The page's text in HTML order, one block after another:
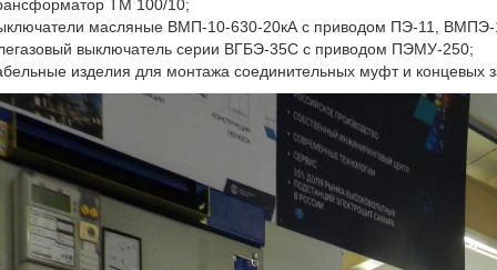
ТМ 100/10;
масляные ВМП-10-630-20кА с приводом ПЭ-11,
выключатель серии ВГБЭ-35С с приводом ПЭМУ-250;
изделия для монтажа соединительных муфт и концевых